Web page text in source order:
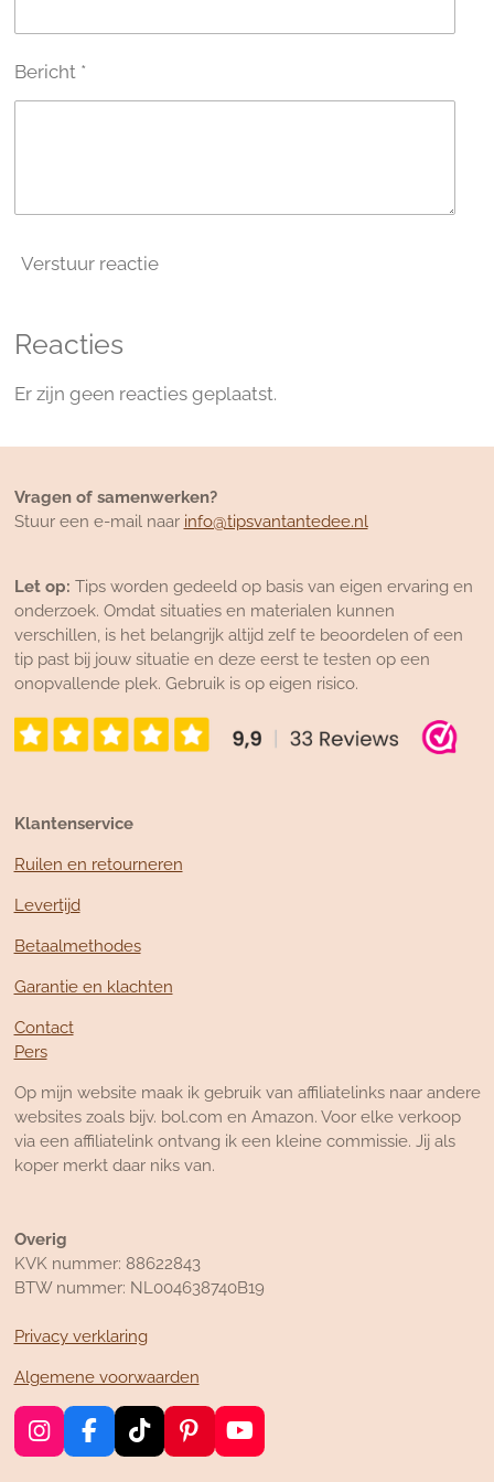
Bericht *
Verstuur reactie
Reacties
Er zijn geen reacties geplaatst.
Vragen of samenwerken?
Stuur een e-mail naar info@tipsvantantedee.nl
Let op: Tips worden gedeeld op basis van eigen ervaring en
onderzoek. Omdat situaties en materialen kunnen
verschillen, is het belangrijk altijd zelf te beoordelen of een
tip past bij jouw situatie en deze eerst te testen op een
onopvallende plek. Gebruik is op eigen risico.
Klantenservice
Ruilen en retourneren
Levertijd
Betaalmethodes
Garantie en klachten
Contact
Pers
Op mijn website maak ik gebruik van affiliatelinks naar andere
websites zoals bijv. bol.com en Amazon. Voor elke verkoop
via een affiliatelink ontvang ik een kleine commissie. Jij als
koper merkt daar niks van.
Overig
KVK nummer: 88622843
BTW nummer: NL004638740B19
Privacy verklaring
Algemene voorwaarden
I
n
F
a
T
i
P
i
Y
o